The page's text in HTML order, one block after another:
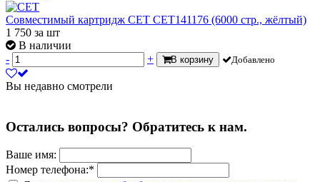
Совместимый картридж CET CET141176 (6000 стр., жёлтый)
1 750 за шт
В наличии
-
+ В корзину Добавлено
Вы недавно смотрели
Остались вопросы? Обратитесь к нам.
Ваше имя:
Номер телефона:*